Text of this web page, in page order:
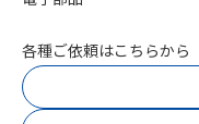
各種ご依頼はこちらから